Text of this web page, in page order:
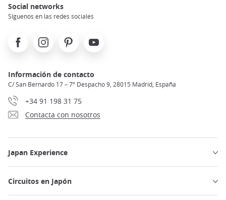
Social networks
Síguenos en las redes sociales
FacebookInstagramPinterest Youtube
Información de contacto
C/ San Bernardo 17 – 7º Despacho 9, 28015 Madrid, España
+34 91 198 31 75
Contacta con nosotros
Japan Experience
Circuitos en Japón